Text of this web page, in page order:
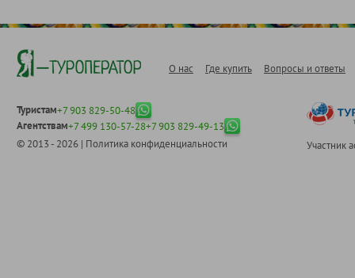
О нас Где купить Вопросы и ответы
Туристам+7 903 829-50-48
Агентствам+7 499 130-57-28+7 903 829-49-13
© 2013 - 2026 | Политика конфиденциальности Участник